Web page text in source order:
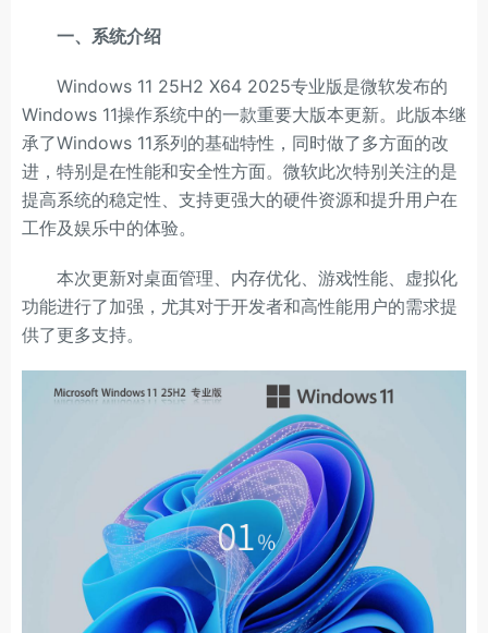
一、系统介绍
Windows 11 25H2 X64 2025专业版是微软发布的
Windows 11操作系统中的一款重要大版本更新。此版本继
承了Windows 11系列的基础特性，同时做了多方面的改
进，特别是在性能和安全性方面。微软此次特别关注的是
提高系统的稳定性、支持更强大的硬件资源和提升用户在
工作及娱乐中的体验。
本次更新对桌面管理、内存优化、游戏性能、虚拟化
功能进行了加强，尤其对于开发者和高性能用户的需求提
供了更多支持。